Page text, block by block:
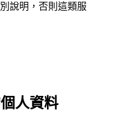
說明，否則這類服
人資料